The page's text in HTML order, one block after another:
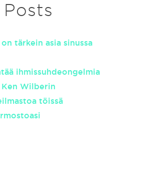
tärkein asia sinussa
ihmissuhdeongelmia
Ken Wilberin
töissä